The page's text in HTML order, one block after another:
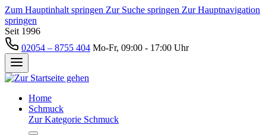
Zum Hauptinhalt springen Zur Suche springen Zur Hauptnavigation
springen
Seit 1996
02054 – 8755 404 Mo-Fr, 09:00 - 17:00 Uhr
Home
Schmuck
Zur Kategorie Schmuck